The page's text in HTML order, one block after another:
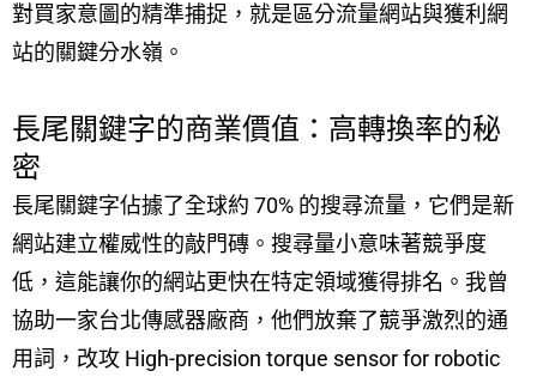
對買家意圖的精準捕捉，就是區分流量網站與獲利網
站的關鍵分水嶺。
長尾關鍵字的商業價值：高轉換率的秘
密
長尾關鍵字佔據了全球約 70% 的搜尋流量，它們是新
網站建立權威性的敲門磚。搜尋量小意味著競爭度
低，這能讓你的網站更快在特定領域獲得排名。我曾
協助一家台北傳感器廠商，他們放棄了競爭激烈的通
用詞，改攻 High-precision torque sensor for robotic